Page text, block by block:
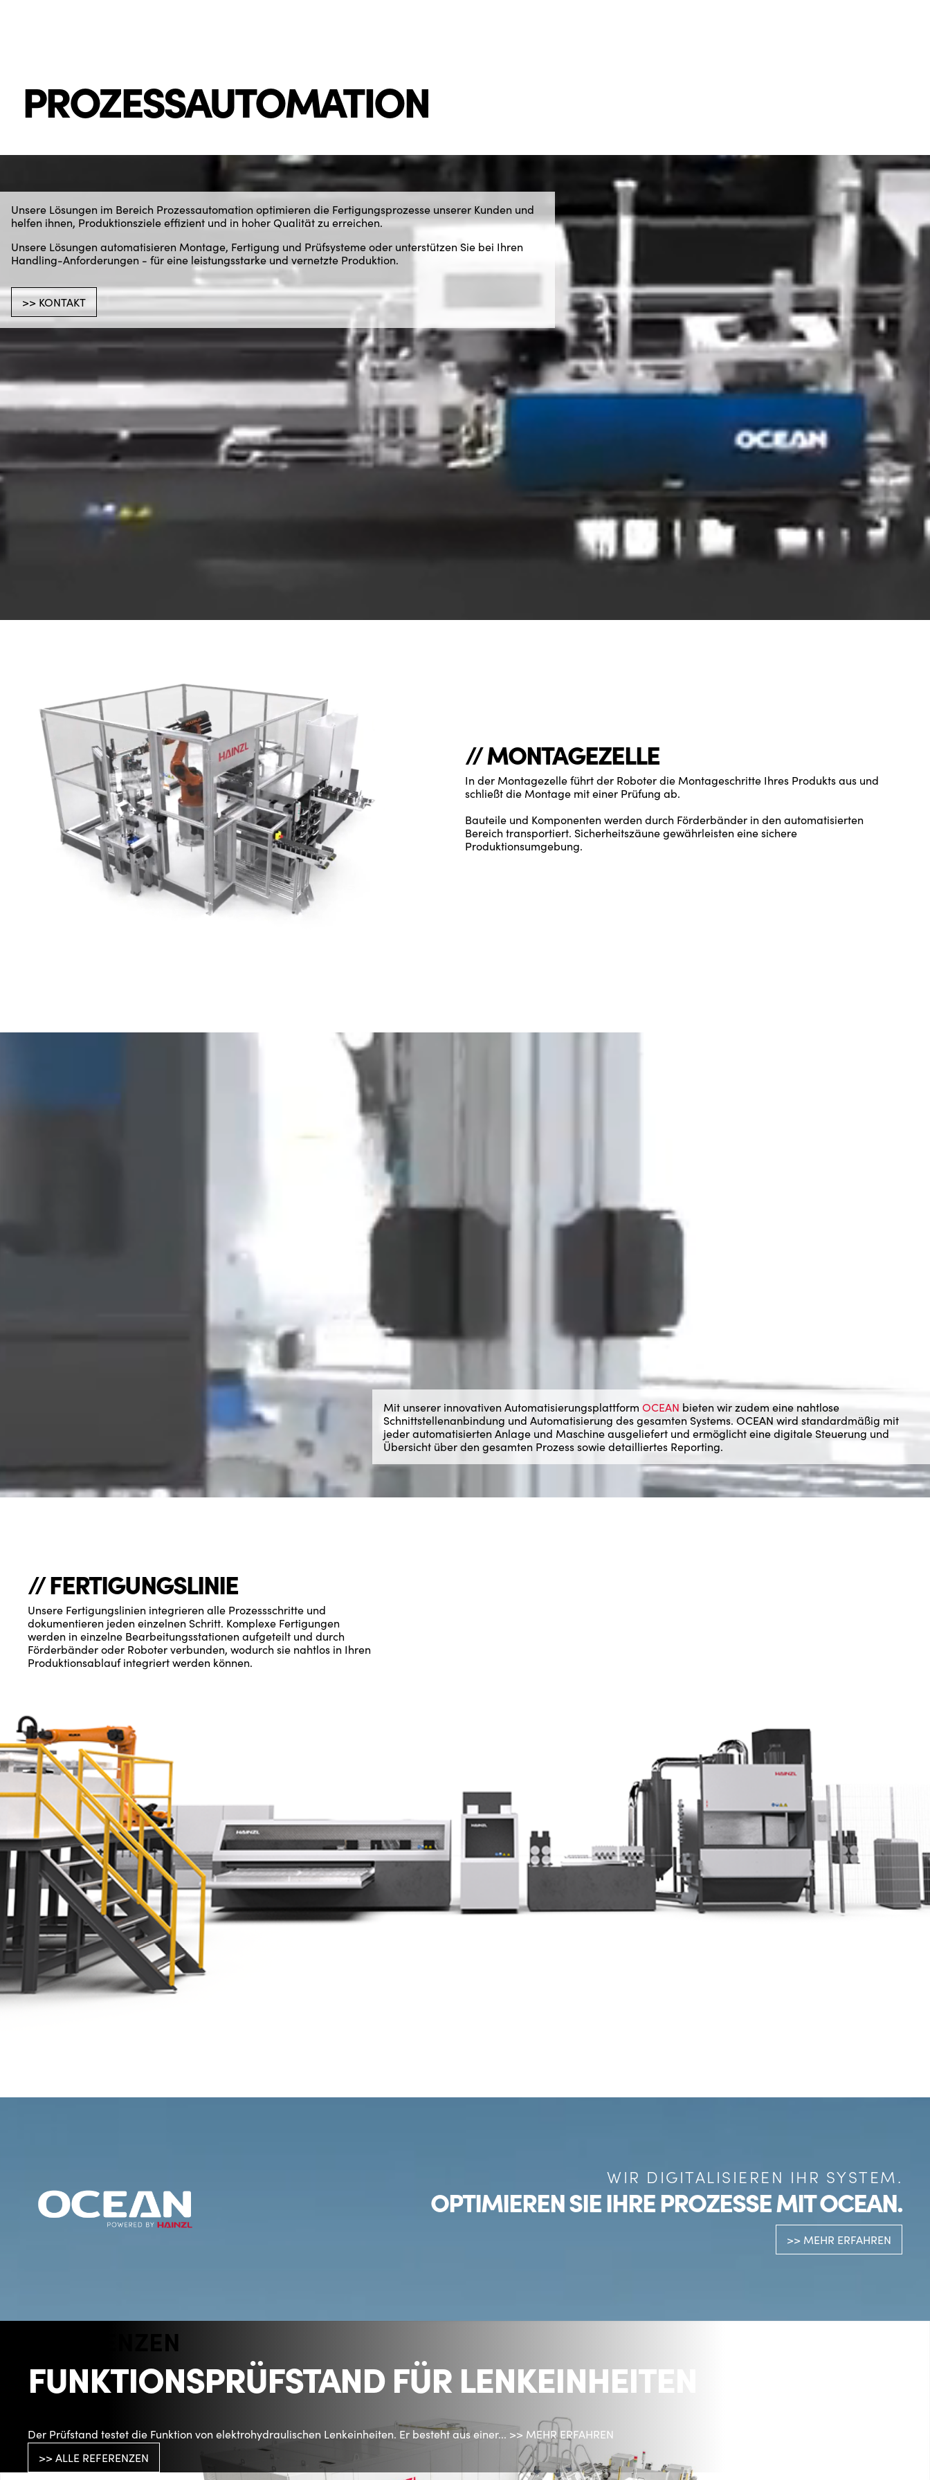
PROZESSAUTOMATION
Unsere Lösungen im Bereich Prozessautomation optimieren die Fertigungsprozesse unserer Kunden und
helfen ihnen, Produktionsziele effizient und in hoher Qualität zu erreichen.
Unsere Lösungen automatisieren Montage, Fertigung und Prüfsysteme oder unterstützen Sie bei Ihren
Handling-Anforderungen - für eine leistungsstarke und vernetzte Produktion.
>> KONTAKT
// MONTAGEZELLE
In der Montagezelle führt der Roboter die Montageschritte Ihres Produkts aus und
schließt die Montage mit einer Prüfung ab.
Bauteile und Komponenten werden durch Förderbänder in den automatisierten
Bereich transportiert. Sicherheitszäune gewährleisten eine sichere
Produktionsumgebung.
Mit unserer innovativen Automatisierungsplattform OCEAN bieten wir zudem eine nahtlose
Schnittstellenanbindung und Automatisierung des gesamten Systems. OCEAN wird standardmäßig mit
jeder automatisierten Anlage und Maschine ausgeliefert und ermöglicht eine digitale Steuerung und
Übersicht über den gesamten Prozess sowie detailliertes Reporting.
// FERTIGUNGSLINIE
Unsere Fertigungslinien integrieren alle Prozessschritte und
dokumentieren jeden einzelnen Schritt. Komplexe Fertigungen
werden in einzelne Bearbeitungsstationen aufgeteilt und durch
Förderbänder oder Roboter verbunden, wodurch sie nahtlos in Ihren
Produktionsablauf integriert werden können.
WIR DIGITALISIEREN IHR SYSTEM.
OPTIMIEREN SIE IHRE PROZESSE MIT OCEAN.
>> MEHR ERFAHREN
REFERENZEN
FUNKTIONSPRÜFSTAND FÜR LENKEINHEITEN
Der Prüfstand testet die Funktion von elektrohydraulischen Lenkeinheiten. Er besteht aus einer... >> MEHR ERFAHREN
>> ALLE REFERENZEN